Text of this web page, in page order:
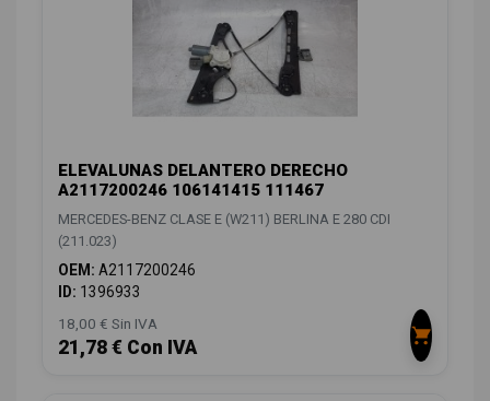
ELEVALUNAS DELANTERO DERECHO
A2117200246 106141415 111467
MERCEDES-BENZ CLASE E (W211) BERLINA E 280 CDI
(211.023)
OEM: A2117200246
ID: 1396933
18,00 € Sin IVA
21,78 € Con IVA